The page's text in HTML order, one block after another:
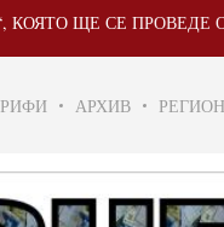
ЩЕ СЕ ПРОВЕДЕ ОТ 20
АРХИВ